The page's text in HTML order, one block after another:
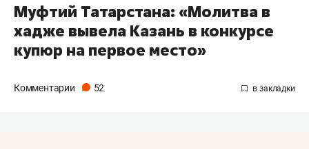
Муфтий Татарстана: «Молитва в
хадже вывела Казань в конкурсе
купюр на первое место»
Комментарии 52